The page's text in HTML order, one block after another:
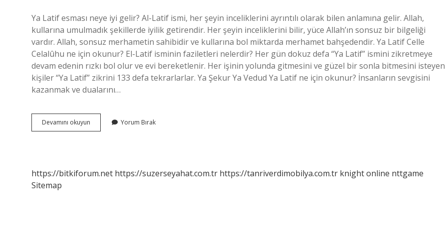
Ya Latif esması neye iyi gelir? Al-Latif ismi, her şeyin inceliklerini ayrıntılı olarak bilen anlamına gelir. Allah,
kullarına umulmadık şekillerde iyilik getirendir. Her şeyin inceliklerini bilir, yüce Allah’ın sonsuz bir bilgeliği
vardır. Allah, sonsuz merhametin sahibidir ve kullarına bol miktarda merhamet bahşedendir. Ya Latif Celle
Celalûhu ne için okunur? El-Latif isminin faziletleri nelerdir? Her gün dokuz defa “Ya Latif” ismini zikretmeye
devam edenin rızkı bol olur ve evi bereketlenir. Her işinin yolunda gitmesini ve güzel bir sonla bitmesini isteyen
kişiler “Ya Latif” zikrini 133 defa tekrarlarlar. Ya Şekur Ya Vedud Ya Latif ne için okunur? İnsanların sevgisini
kazanmak ve dualarını…
Devamını okuyun
Latif
Yorum Bırak
https://bitkiforum.net https://suzerseyahat.com.tr https://tanriverdimobilya.com.tr knight online nttgame
Sitemap